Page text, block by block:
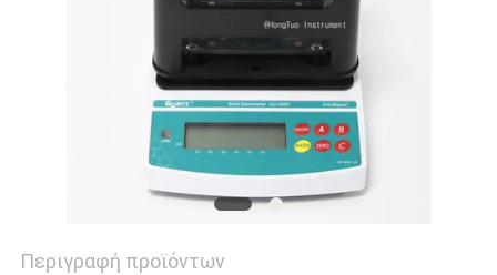
Περιγραφή προϊόντων